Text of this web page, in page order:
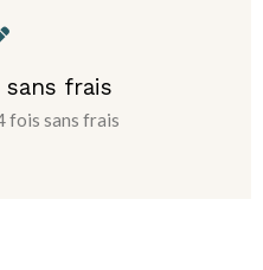
frais
fois sans frais